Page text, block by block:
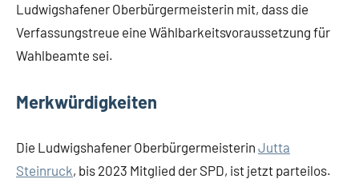
Ludwigshafener Oberbürgermeisterin mit, dass die
Verfassungstreue eine Wählbarkeitsvoraussetzung für
Wahlbeamte sei.
Merkwürdigkeiten
Die Ludwigshafener Oberbürgermeisterin Jutta
Steinruck, bis 2023 Mitglied der SPD, ist jetzt parteilos.